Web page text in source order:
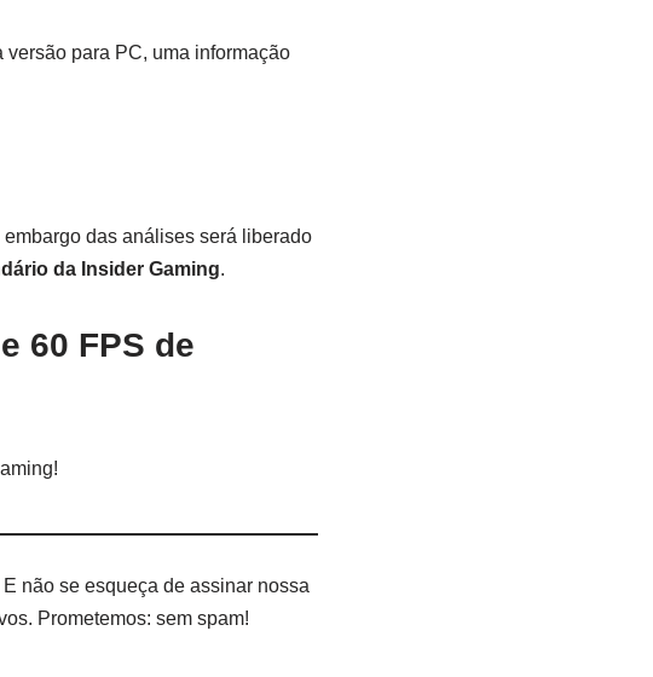
para PC, uma informação
embargo das análises será liberado
da Insider Gaming.
60 FPS de
não se esqueça de assinar nossa
Prometemos: sem spam!